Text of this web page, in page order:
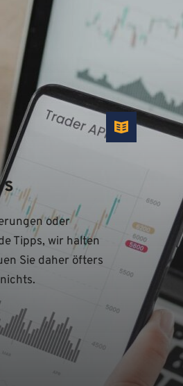
oder
Tipps, wir halten
Sie daher öfters